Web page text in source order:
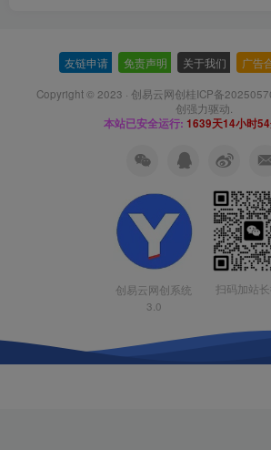
友链申请 免责声明 关于我们 广告
Copyright © 2023 · 创易云网创桂ICP备
创强力驱动.
本站已安全运行: 1639天14小时
创易云网创系统
3.0
扫码加站